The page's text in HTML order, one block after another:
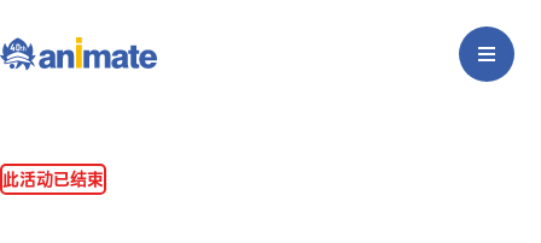
此活动已结束